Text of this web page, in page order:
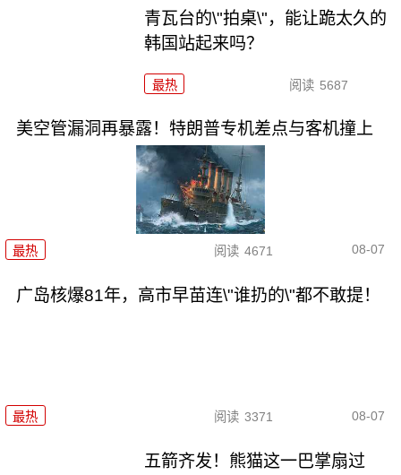
青瓦台的\"拍桌\"，能让跪太久的
韩国站起来吗？
最热 阅读 5687
美空管漏洞再暴露！特朗普专机差点与客机撞上
最热 阅读 4671 08-07
广岛核爆81年，高市早苗连\"谁扔的\"都不敢提！
最热 阅读 3371 08-07
五箭齐发！熊猫这一巴掌扇过